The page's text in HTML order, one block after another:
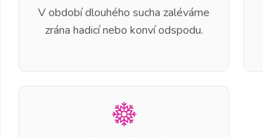
V období dlouhého sucha zaléváme
zrána hadicí nebo konví odspodu.